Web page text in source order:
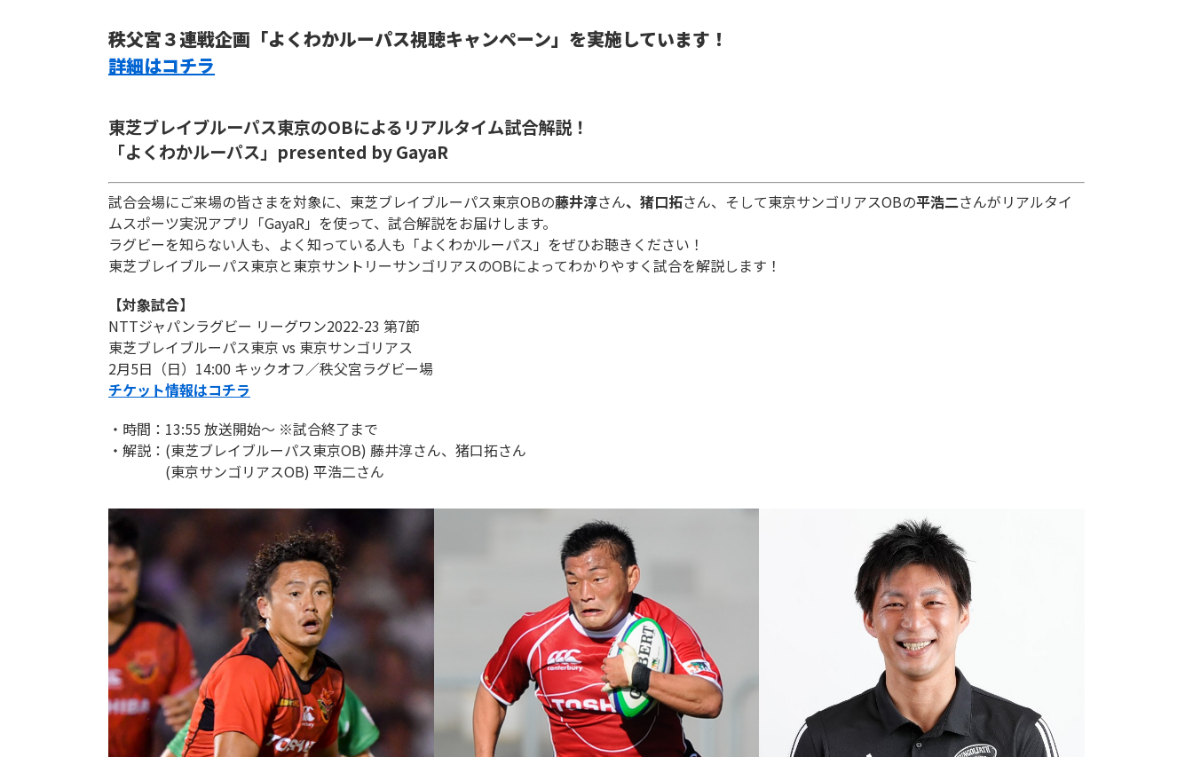
秩父宮３連戦企画「よくわかルーパス視聴キャンペーン」を実施しています！
詳細はコチラ
東芝ブレイブルーパス東京のOBによるリアルタイム試合解説！
「よくわかルーパス」presented by GayaR
試合会場にご来場の皆さまを対象に、東芝ブレイブルーパス東京OBの藤井淳さん、猪口拓さん、そして東京サンゴリアスOBの平浩二さんがリアルタイ
ムスポーツ実況アプリ「GayaR」を使って、試合解説をお届けします。
ラグビーを知らない人も、よく知っている人も「よくわかルーパス」をぜひお聴きください！
東芝ブレイブルーパス東京と東京サントリーサンゴリアスのOBによってわかりやすく試合を解説します！
【対象試合】
NTTジャパンラグビー リーグワン2022-23 第7節
東芝ブレイブルーパス東京 vs 東京サンゴリアス
2月5日（日）14:00 キックオフ／秩父宮ラグビー場
チケット情報はコチラ
・時間：13:55 放送開始～ ※試合終了まで
・解説：(東芝ブレイブルーパス東京OB) 藤井淳さん、猪口拓さん
(東京サンゴリアスOB) 平浩二さん